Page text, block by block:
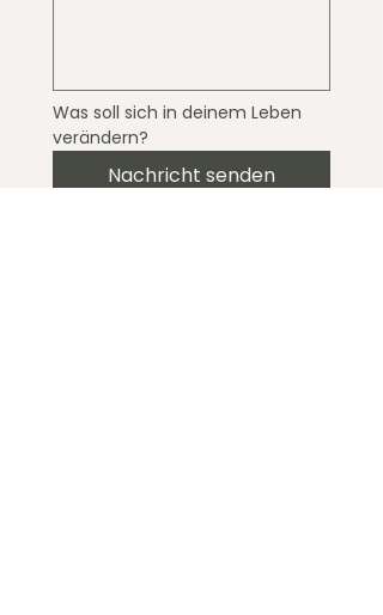
Was soll sich in deinem Leben
verändern?
Nachricht senden